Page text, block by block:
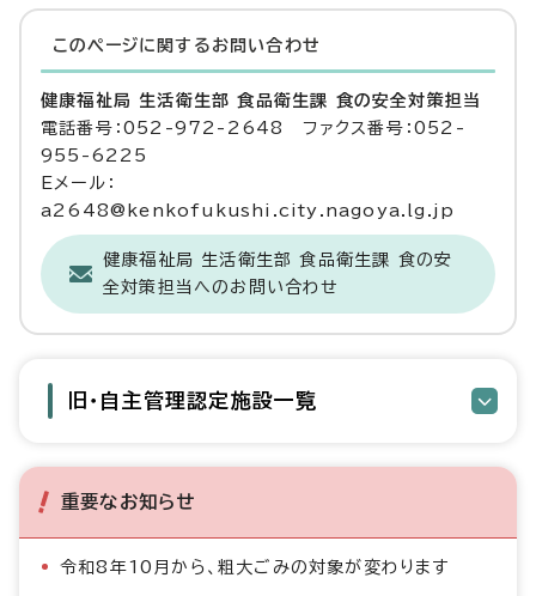
このページに関する お問い合わせ
健康福祉局 生活衛生部 食品衛生課 食の安全対策担当
電話番号：052-972-2648 ファクス番号：052-
955-6225
Eメール：
a2648@kenkofukushi.city.nagoya.lg.jp
健康福祉局 生活衛生部 食品衛生課 食の安
全対策担当へのお問い合わせ
旧・自主管理認定施設一覧
重要なお知らせ
令和8年10月から、粗大ごみの対象が変わります